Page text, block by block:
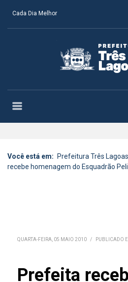
Cada Dia Melhor
Você está em: Prefeitura Três Lagoas
recebe homenagem do Esquadrão
QUARTA-FEIRA, 05 MAIO 2010 / PUBLICADO
Prefeita